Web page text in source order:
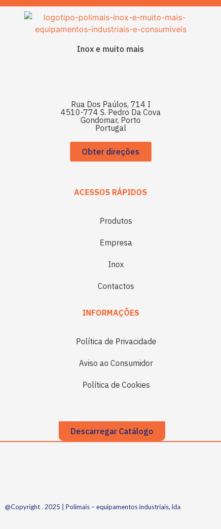
Inox e muito mais
Rua Dos Paúlos, 714 I
4510-774 S. Pedro Da Cova
Gondomar, Porto
Portugal
Obter direções
ACESSOS RÁPIDOS
Produtos
Empresa
Inox
Contactos
INFORMAÇÕES
Política de Privacidade
Aviso ao Consumidor
Política de Cookies
Descarregar Catálogo
@Copyright . 2025 | Polimais – equipamentos industriais, lda